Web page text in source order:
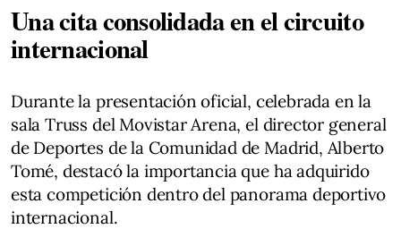
Una cita consolidada en el circuito
internacional
Durante la presentación oficial, celebrada en la
sala Truss del Movistar Arena, el director general
de Deportes de la Comunidad de Madrid, Alberto
Tomé, destacó la importancia que ha adquirido
esta competición dentro del panorama deportivo
internacional.